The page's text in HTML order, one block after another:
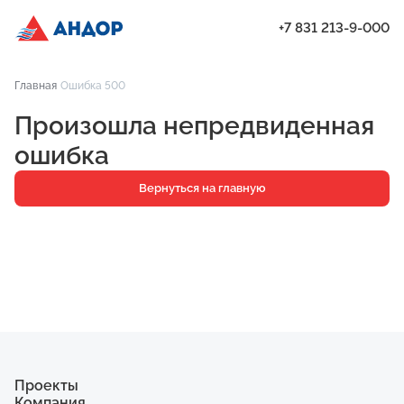
Проекты
Квартиры
Паркинг
Кладовые
+7 831 213-9-000
Главная Ошибка 500
Произошла непредвиденная
ошибка
Вернуться на главную
Проекты